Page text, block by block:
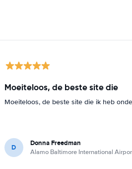
Moeiteloos, de beste site die
Moeiteloos, de beste site die ik heb
D Donna Freedman
Alamo Baltimore International